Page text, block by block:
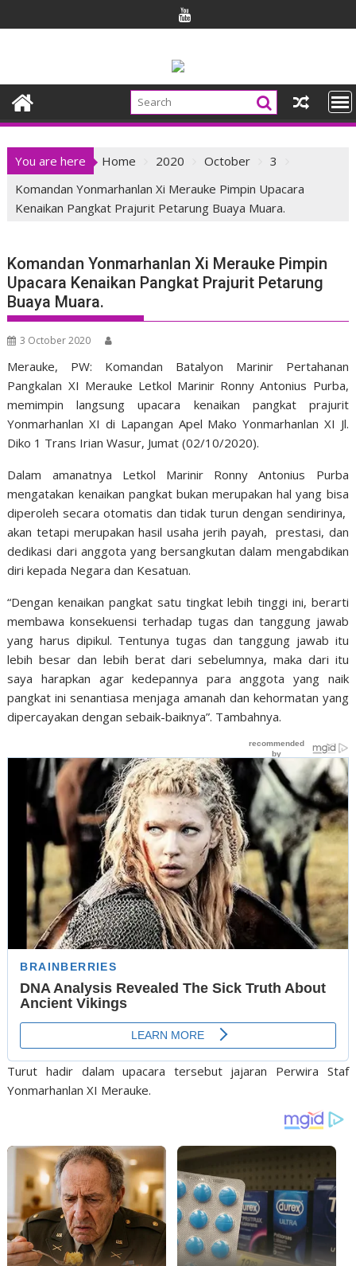
to
You are here Home 2020 October
3
Komandan Yonmarhanlan Xi Merauke Pimpin Upacara
Kenaikan Pangkat Prajurit Petarung Buaya Muara.
Komandan Yonmarhanlan Xi Merauke Pimpin
Upacara Kenaikan Pangkat Prajurit Petarung
Buaya Muara.
3 October 2020
Merauke, PW: Komandan Batalyon Marinir Pertahanan
Pangkalan XI Merauke Letkol Marinir Ronny Antonius Purba,
memimpin langsung upacara kenaikan pangkat prajurit
Yonmarhanlan XI di Lapangan Apel Mako Yonmarhanlan XI Jl.
Diko 1 Trans Irian Wasur, Jumat (02/10/2020).
Dalam amanatnya Letkol Marinir Ronny Antonius Purba
mengatakan kenaikan pangkat bukan merupakan hal yang bisa
diperoleh secara otomatis dan tidak turun dengan sendirinya,
akan tetapi merupakan hasil usaha jerih payah, prestasi, dan
dedikasi dari anggota yang bersangkutan dalam mengabdikan
diri kepada Negara dan Kesatuan.
“Dengan kenaikan pangkat satu tingkat lebih tinggi ini, berarti
membawa konsekuensi terhadap tugas dan tanggung jawab
yang harus dipikul. Tentunya tugas dan tanggung jawab itu
lebih besar dan lebih berat dari sebelumnya, maka dari itu
saya harapkan agar kedepannya para anggota yang naik
pangkat ini senantiasa menjaga amanah dan kehormatan yang
dipercayakan dengan sebaik-baiknya”. Tambahnya.
Turut hadir dalam upacara tersebut jajaran Perwira Staf
Yonmarhanlan XI Merauke.